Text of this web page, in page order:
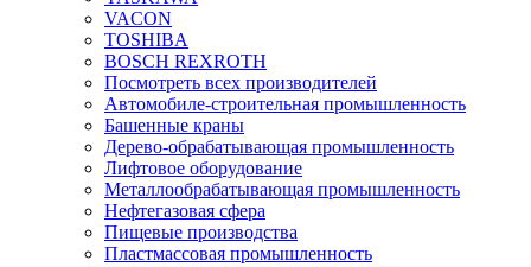
VACON
TOSHIBA
BOSCH REXROTH
Посмотреть всех производителей
Автомобиле-строительная промышленность
Башенные краны
Дерево-обрабатывающая промышленность
Лифтовое оборудование
Металлообрабатывающая промышленность
Нефтегазовая сфера
Пищевые производства
Пластмассовая промышленность